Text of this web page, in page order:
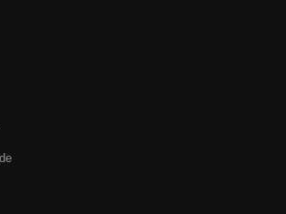
Windows é uma plataforma altamente
Nele, você consegue fazer